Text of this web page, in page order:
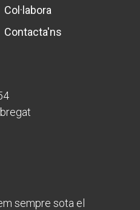
Col·labora
Contacta'ns
sempre sota el